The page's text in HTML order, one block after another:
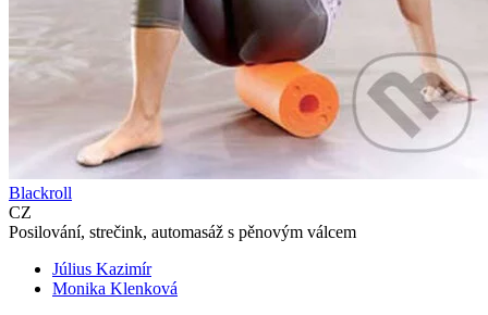
Blackroll
CZ
Posilování, strečink, automasáž s pěnovým válcem
Július Kazimír
Monika Klenková